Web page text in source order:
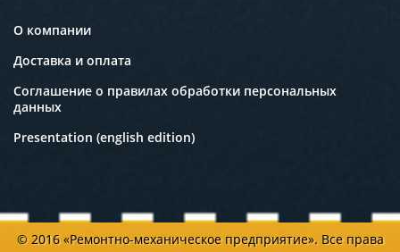
О компании
Доставка и оплата
Соглашение о правилах обработки персональных
данных
Presentation (english edition)
© 2016 «Ремонтно-механическое предприятие». Все права